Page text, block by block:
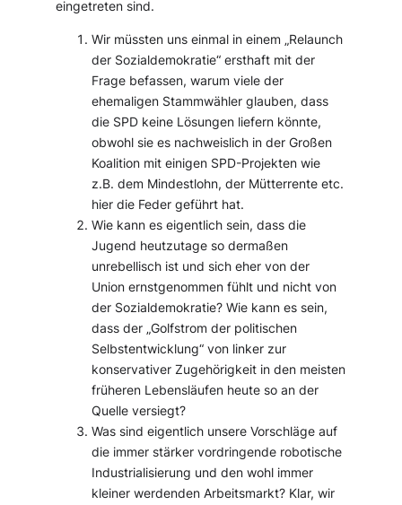
eingetreten sind.
Wir müssten uns einmal in einem „Relaunch
der Sozialdemokratie“ ersthaft mit der
Frage befassen, warum viele der
ehemaligen Stammwähler glauben, dass
die SPD keine Lösungen liefern könnte,
obwohl sie es nachweislich in der Großen
Koalition mit einigen SPD-Projekten wie
z.B. dem Mindestlohn, der Mütterrente etc.
hier die Feder geführt hat.
Wie kann es eigentlich sein, dass die
Jugend heutzutage so dermaßen
unrebellisch ist und sich eher von der
Union ernstgenommen fühlt und nicht von
der Sozialdemokratie? Wie kann es sein,
dass der „Golfstrom der politischen
Selbstentwicklung“ von linker zur
konservativer Zugehörigkeit in den meisten
früheren Lebensläufen heute so an der
Quelle versiegt?
Was sind eigentlich unsere Vorschläge auf
die immer stärker vordringende robotische
Industrialisierung und den wohl immer
kleiner werdenden Arbeitsmarkt? Klar, wir